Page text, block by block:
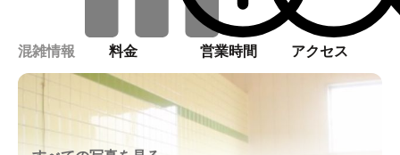
混雑情報 料金 営業時間 アクセス